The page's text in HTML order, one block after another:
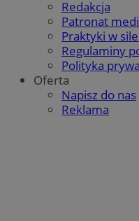
Redakcja
Patronat
Praktyki w
Regulaminy
Polityka
Oferta
Napisz do nas
Reklama